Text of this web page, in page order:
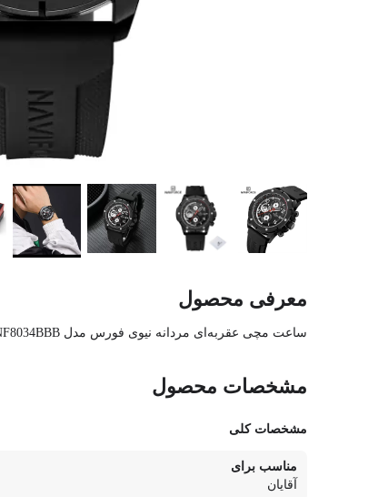
معرفی محصول
ساعت مچی عقربه‌ای مردانه نیوی فورس مدل NF8034BBB
مشخصات محصول
مشخصات کلی
مناسب برای
آقایان